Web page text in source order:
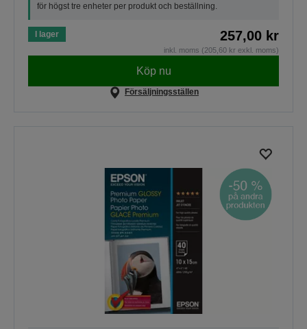
för högst tre enheter per produkt och beställning.
I lager 257,00 kr
inkl. moms (205,60 kr exkl. moms)
Köp nu
Försäljningsställen